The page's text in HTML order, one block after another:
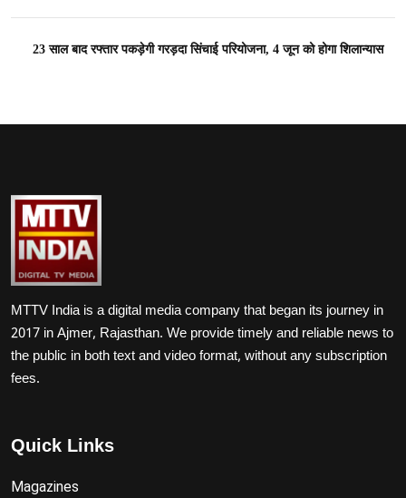
23 साल बाद रफ्तार पकड़ेगी गरड़दा सिंचाई परियोजना, 4 जून को होगा शिलान्यास
MTTV India is a digital media company that began its journey in
2017 in Ajmer, Rajasthan. We provide timely and reliable news to
the public in both text and video format, without any subscription
fees.
Quick Links
Magazines